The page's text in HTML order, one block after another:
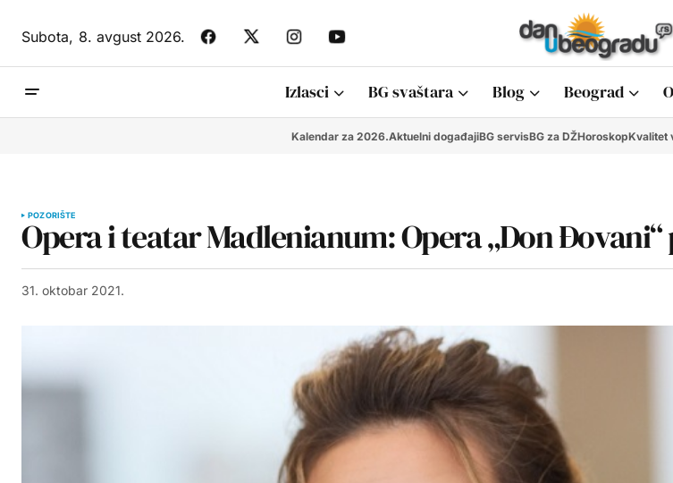
Subota,8. avgust 2026.
Izlasci BG svaštara Blog Beograd
Kalendar za 2026.Aktuelni događajiBG servisBG za DŽHoroskopKvalitet
POZORIŠTE
Opera i teatar Madlenianum: Opera „Don
31. oktobar 2021.